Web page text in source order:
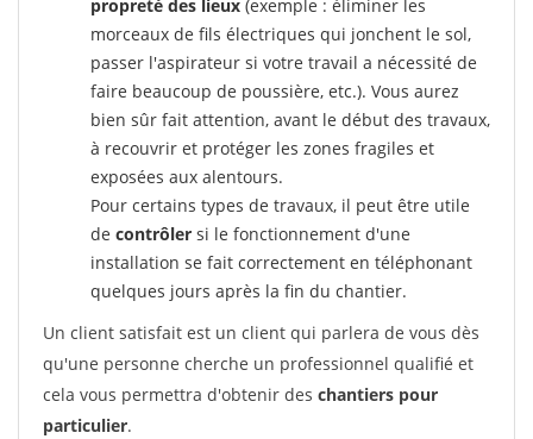
propreté des lieux (exemple : éliminer les
morceaux de fils électriques qui jonchent le sol,
passer l'aspirateur si votre travail a nécessité de
faire beaucoup de poussière, etc.). Vous aurez
bien sûr fait attention, avant le début des travaux,
à recouvrir et protéger les zones fragiles et
exposées aux alentours.
Pour certains types de travaux, il peut être utile
de contrôler si le fonctionnement d'une
installation se fait correctement en téléphonant
quelques jours après la fin du chantier.
Un client satisfait est un client qui parlera de vous dès
qu'une personne cherche un professionnel qualifié et
cela vous permettra d'obtenir des chantiers pour
particulier.